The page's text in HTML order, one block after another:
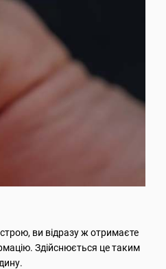
ви відразу ж отримаєте
Здійснюється це таким